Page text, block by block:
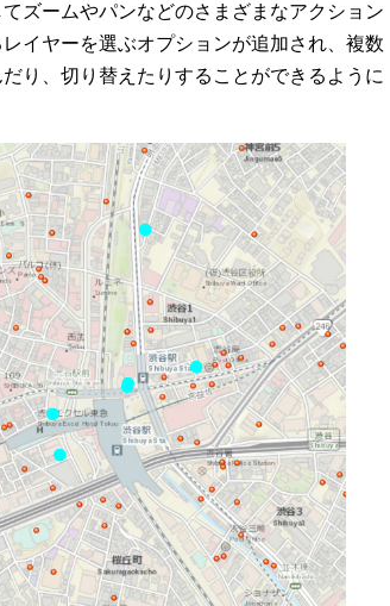
ズームやパンなどのさまざまなアクション
イヤーを選ぶオプションが追加され、複数
り、切り替えたりすることができるように